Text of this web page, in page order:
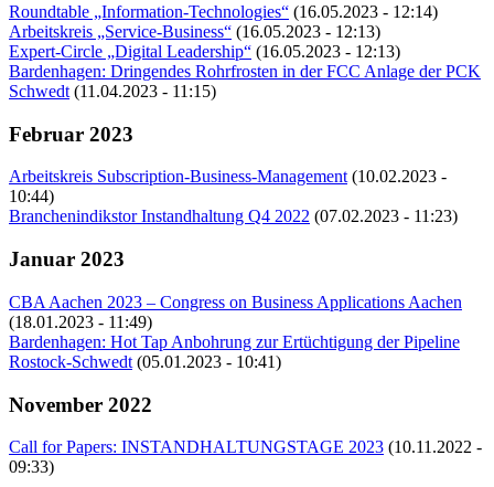
Roundtable „Information-Technologies“ (16.05.2023 - 12:14)
Arbeitskreis „Service-Business“ (16.05.2023 - 12:13)
Expert-Circle „Digital Leadership“ (16.05.2023 - 12:13)
Bardenhagen: Dringendes Rohrfrosten in der FCC Anlage der PCK
Schwedt (11.04.2023 - 11:15)
Februar 2023
Arbeitskreis Subscription-Business-Management (10.02.2023 -
10:44)
Branchenindikstor Instandhaltung Q4 2022 (07.02.2023 - 11:23)
Januar 2023
CBA Aachen 2023 – Congress on Business Applications Aachen
(18.01.2023 - 11:49)
Bardenhagen: Hot Tap Anbohrung zur Ertüchtigung der Pipeline
Rostock-Schwedt (05.01.2023 - 10:41)
November 2022
Call for Papers: INSTANDHALTUNGSTAGE 2023 (10.11.2022 -
09:33)